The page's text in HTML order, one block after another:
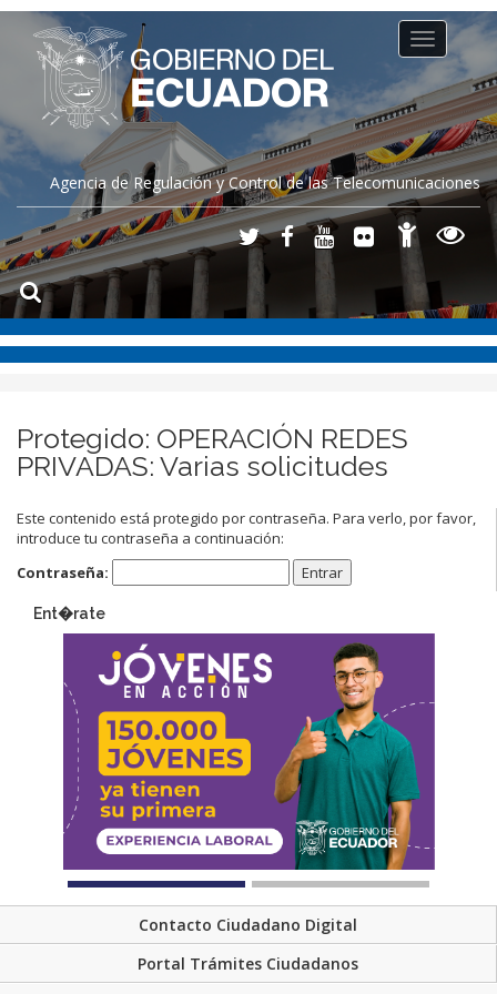
Agencia de Regulación y Control de las Telecomunicaciones
Toggle
navigation
Protegido: OPERACIÓN REDES
PRIVADAS: Varias solicitudes
Este contenido está protegido por contraseña. Para verlo, por favor,
introduce tu contraseña a continuación:
Contraseña:
Ent�rate
Contacto Ciudadano Digital
Portal Trámites Ciudadanos